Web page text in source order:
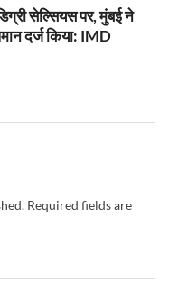
सेल्सियस पर, मुंबई ने
दर्ज किया: IMD
Required fields are